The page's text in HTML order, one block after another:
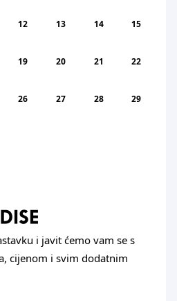
12 13 14 15
19 20 21 22
26 27 28 29
i javit ćemo vam se s
cijenom i svim dodatnim